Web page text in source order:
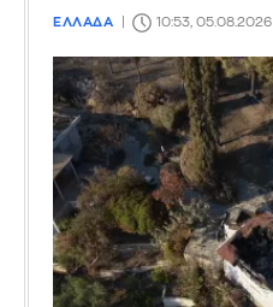
ΕΛΛΑΔΑ 10:53, 05.08.2026